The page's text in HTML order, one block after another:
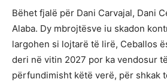
Bëhet fjalë për Dani Carvajal, Dani
Alaba. Dy mbrojtësve iu skadon
largohen si lojtarë të lirë, Ceballos
deri në vitin 2027 por ka vendosur
përfundimisht këtë verë, për shkak